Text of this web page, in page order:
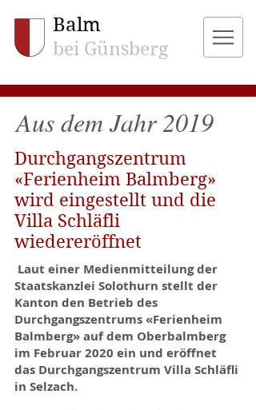
Balm
bei Günsberg
Aus dem Jahr 2019
Durchgangszentrum
«Ferienheim Balmberg»
wird eingestellt und die
Villa Schläfli
wiedereröffnet
Laut einer Medienmitteilung der
Staatskanzlei Solothurn stellt der
Kanton den Betrieb des
Durchgangszentrums «Ferienheim
Balmberg» auf dem Oberbalmberg
im Februar 2020 ein und eröffnet
das Durchgangszentrum Villa Schläfli
in Selzach.